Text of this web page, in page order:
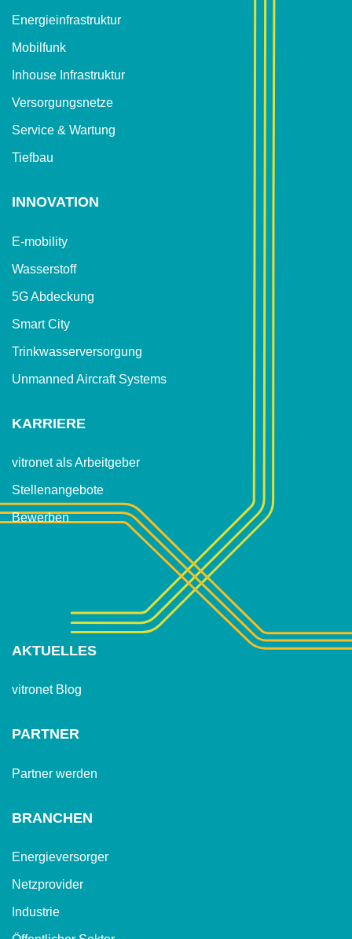
Energieinfrastruktur
Mobilfunk
Inhouse Infrastruktur
Versorgungsnetze
Service & Wartung
Tiefbau
INNOVATION
E-mobility
Wasserstoff
5G Abdeckung
Smart City
Trinkwasser­versorgung
Unmanned Aircraft Systems
KARRIERE
vitronet als Arbeitgeber
Stellenangebote
Bewerben
AKTUELLES
vitronet Blog
PARTNER
Partner werden
BRANCHEN
Energieversorger
Netzprovider
Industrie